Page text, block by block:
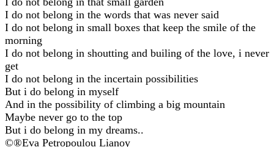
I do not belong in the words that was never said
I do not belong in small boxes that keep the smile of the
morning
I do not belong in shoutting and builing of the love, i never
get
I do not belong in the incertain possibilities
But i do belong in myself
And in the possibility of climbing a big mountain
Maybe never go to the top
But i do belong in my dreams..
©®Eva Petropoulou Lianoy